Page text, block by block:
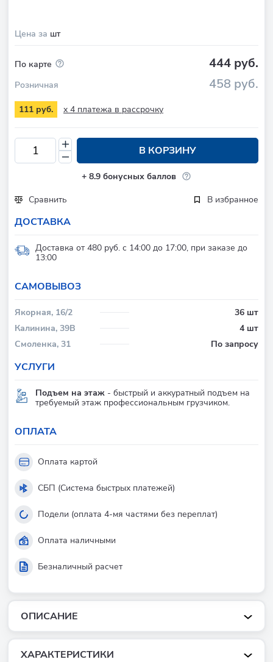
ОПИСАНИЕ
ХАРАКТЕРИСТИКИ
Цена за шт
По карте 444 руб.
Розничная 458 руб.
111 руб. x 4 платежа в рассрочку
В КОРЗИНУ
+ 8.9 бонусных баллов
Сравнить
В избранное
ДОСТАВКА
Доставка от 480 руб. с 14:00 до 17:00, при заказе до
13:00
CАМОВЫВОЗ
Якорная, 16/2
36 шт
Калинина, 39В
4 шт
Смоленка, 31
По запросу
УСЛУГИ
Подъем на этаж - быстрый и аккуратный подъем на
требуемый этаж профессиональным грузчиком.
ОПЛАТА
Оплата картой
СБП (Система быстрых платежей)
Подели (оплата 4-мя частями без переплат)
Оплата наличными
Безналичный расчет